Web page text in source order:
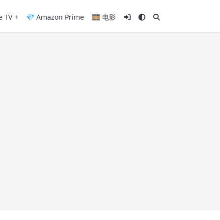
TV + 💎 Amazon Prime 🎞️ 电影